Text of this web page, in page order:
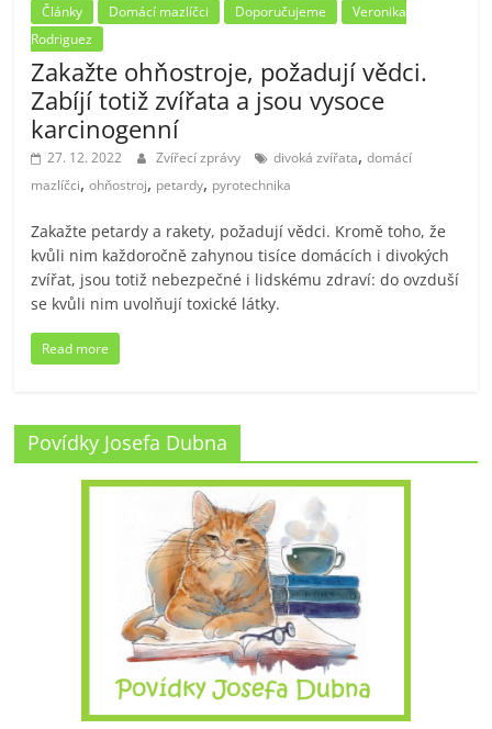
Články Domácí mazlíčci Doporučujeme
Veronika
Rodriguez
Zakažte ohňostroje, požadují vědci.
Zabíjí totiž zvířata a jsou vysoce
karcinogenní
27. 12. 2022 Zvířecí zprávy divoká zvířata,domácí
mazlíčci,ohňostroj, petardy, pyrotechnika
Zakažte petardy a rakety, požadují vědci. Kromě toho, že
kvůli nim každoročně zahynou tisíce domácích i divokých
zvířat, jsou totiž nebezpečné i lidskému zdraví: do ovzduší
se kvůli nim uvolňují toxické látky.
Read more
Povídky Josefa Dubna